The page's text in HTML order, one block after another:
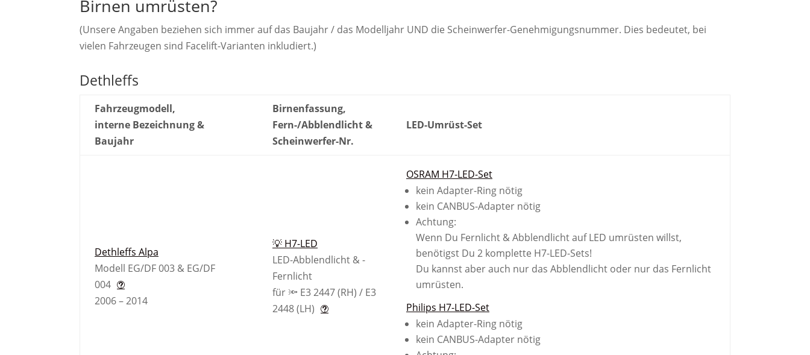
Birnen umrüsten?
(Unsere Angaben beziehen sich immer auf das Baujahr / das Modelljahr UND die Scheinwerfer-Genehmigungsnummer. Dies bedeutet, bei
vielen Fahrzeugen sind Facelift-Varianten inkludiert.)
Dethleffs
Fahrzeugmodell,
interne Bezeichnung &
Baujahr
Birnenfassung,
Fern-/Abblendlicht &
Scheinwerfer-Nr.
LED-Umrüst-Set
Dethleffs Alpa
Modell EG/DF 003 & EG/DF
004
2006 – 2014
💡 H7-LED
LED-Abblendlicht & -
Fernlicht
für 🔦 E3 2447 (RH) / E3
2448 (LH)
OSRAM H7-LED-Set
kein Adapter-Ring nötig
kein CANBUS-Adapter nötig
Achtung:
Wenn Du Fernlicht & Abblendlicht auf LED umrüsten willst,
benötigst Du 2 komplette H7-LED-Sets!
Du kannst aber auch nur das Abblendlicht oder nur das Fernlicht
umrüsten.
Philips H7-LED-Set
kein Adapter-Ring nötig
kein CANBUS-Adapter nötig